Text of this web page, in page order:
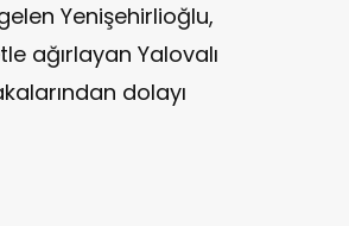
Yenişehirlioğlu,
ağırlayan Yalovalı
dolayı